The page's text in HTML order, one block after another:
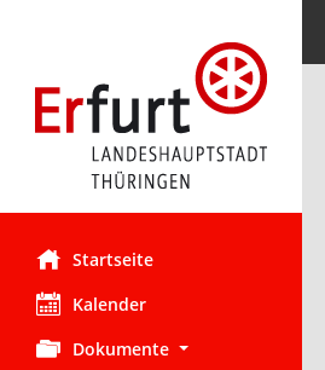
Startseite
Kalender
Dokumente